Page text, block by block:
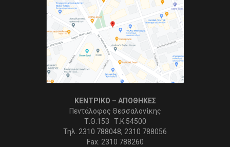
ΚΕΝΤΡΙΚΟ – ΑΠΟΘΗΚΕΣ
Πεντάλοφος Θεσσαλονίκης
Τ.Θ.153 Τ.Κ.54500
Τηλ. 2310 788048, 2310 788056
Fax. 2310 788260